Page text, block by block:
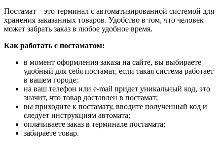
Постамат – это терминал с автоматизированной системой для
хранения заказанных товаров. Удобство в том, что человек
может забрать заказ в любое удобное время.
Как работать с постаматом:
в момент оформления заказа на сайте, вы выбираете
удобный для себя постамат, если такая система работает
в вашем городе;
на ваш телефон или e-mail придет уникальный код, это
значит, что товар доставлен в постамат;
вы приходите к постамату, вводите полученный код и
следует инструкциям автомата;
оплачиваете заказ в терминале постамата;
забираете товар.